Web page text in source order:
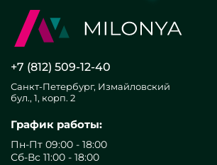
+7 (812) 509-12-40
Санкт-Петербург, Измайловский
бул., 1, корп. 2
График работы:
Пн-Пт 09:00 - 18:00
Сб-Вс 11:00 - 18:00